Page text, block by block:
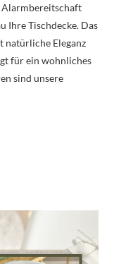
Alarmbereitschaft
Ihre Tischdecke. Das
natürliche Eleganz
für ein wohnliches
sind unsere